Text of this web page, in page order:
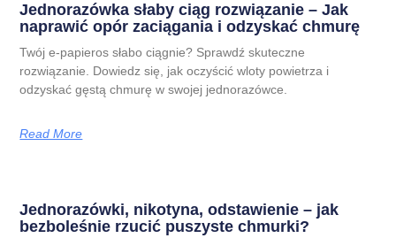
Jednorazówka słaby ciąg rozwiązanie – Jak
naprawić opór zaciągania i odzyskać chmurę
Twój e-papieros słabo ciągnie? Sprawdź skuteczne
rozwiązanie. Dowiedz się, jak oczyścić wloty powietrza i
odzyskać gęstą chmurę w swojej jednorazówce.
Read More
Jednorazówki, nikotyna, odstawienie – jak
bezboleśnie rzucić puszyste chmurki?